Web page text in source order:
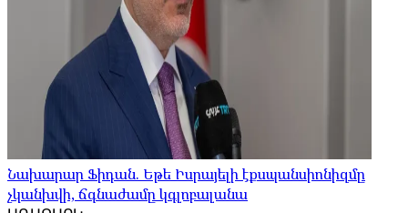
Նախարար Ֆիդան. Եթե Իսրայելի էքսպանսիոնիզմը
չկանխվի, ճգնաժամը կգլոբալանա